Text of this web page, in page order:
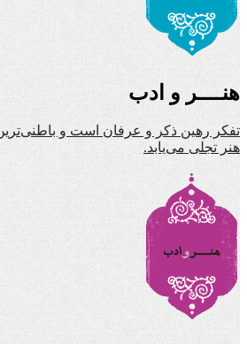
هنــــر و ادب
تفکر رهین ذکر و عرفان است و
هنر تجلی می‌یابد.